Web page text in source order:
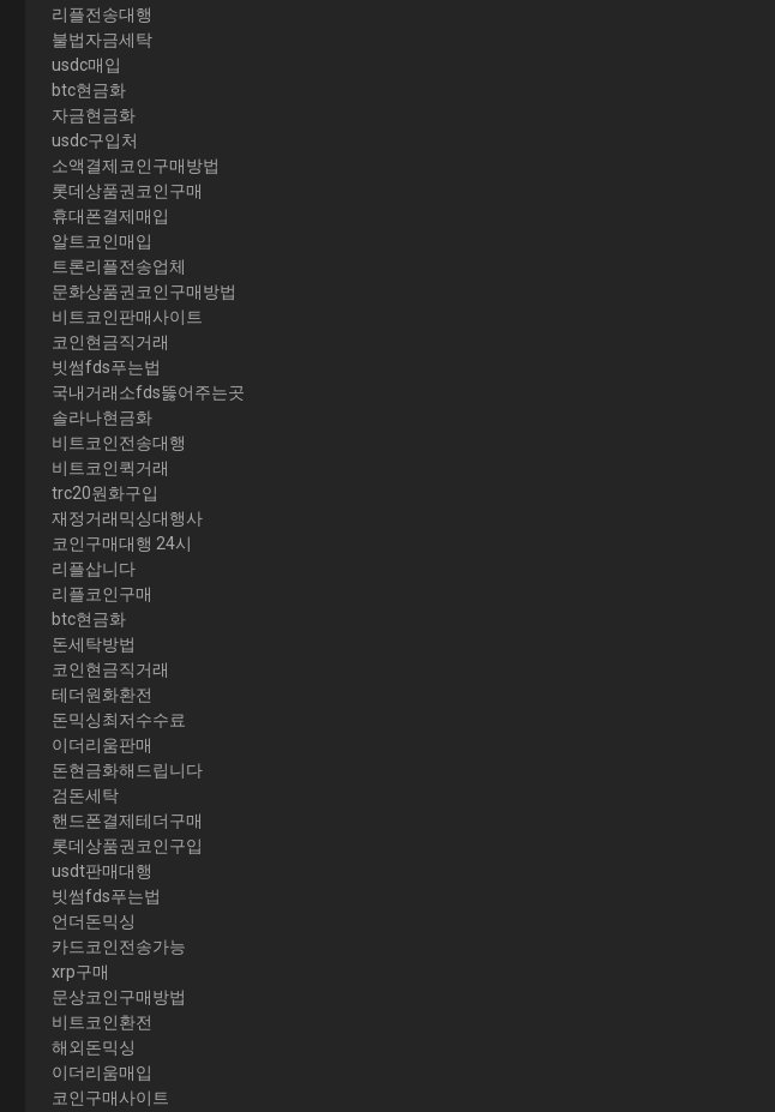
리플전송대행
불법자금세탁
usdc매입
btc현금화
자금현금화
usdc구입처
소액결제코인구매방법
롯데상품권코인구매
휴대폰결제매입
알트코인매입
트론리플전송업체
문화상품권코인구매방법
비트코인판매사이트
코인현금직거래
빗썸fds푸는법
국내거래소fds뚫어주는곳
솔라나현금화
비트코인전송대행
비트코인퀵거래
trc20원화구입
재정거래믹싱대행사
코인구매대행 24시
리플삽니다
리플코인구매
btc현금화
돈세탁방법
코인현금직거래
테더원화환전
돈믹싱최저수수료
이더리움판매
돈현금화해드립니다
검돈세탁
핸드폰결제테더구매
롯데상품권코인구입
usdt판매대행
빗썸fds푸는법
언더돈믹싱
카드코인전송가능
xrp구매
문상코인구매방법
비트코인환전
해외돈믹싱
이더리움매입
코인구매사이트